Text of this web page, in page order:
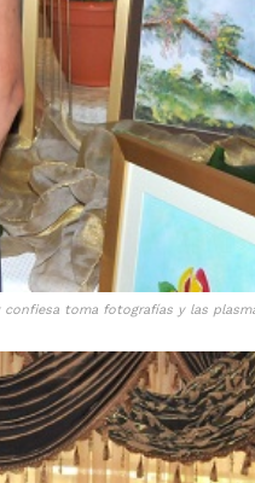
toma fotografías y las